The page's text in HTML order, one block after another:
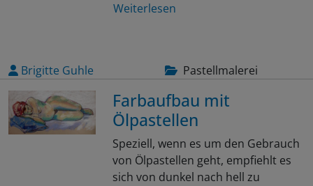
Weiterlesen
Brigitte Guhle Pastellmalerei
Farbaufbau mit
Ölpastellen
Speziell, wenn es um den Gebrauch
von Ölpastellen geht, empfiehlt es
sich von dunkel nach hell zu